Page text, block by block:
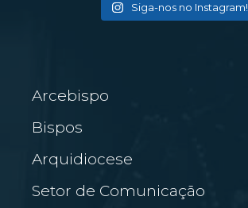
Siga-nos no Instagram!
Arcebispo
Bispos
Arquidiocese
Setor de Comunicação